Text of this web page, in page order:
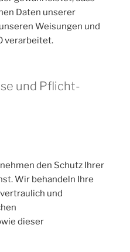
Daten unserer
Weisungen und
verarbeitet.
und Pflicht­
den Schutz Ihrer
Wir behandeln Ihre
und
dieser